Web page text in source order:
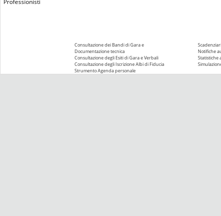
Professionisti
Consultazione dei Bandi di Gara e
Documentazione tecnica
Consultazione degli Esiti di Gara e Verbali
Consultazione degli Iscrizione Albi di Fiducia
Strumento Agenda personale
Notifiche
Statistiche